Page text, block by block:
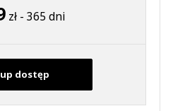
zł - 365 dni
dostęp